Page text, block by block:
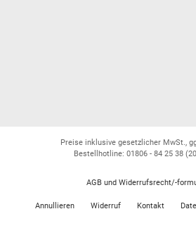
Preise inklusive gesetzlicher MwSt.,
Bestellhotline: 01806 - 84 25 38
AGB und Widerrufsrecht/-
Annullieren Widerruf Kontakt